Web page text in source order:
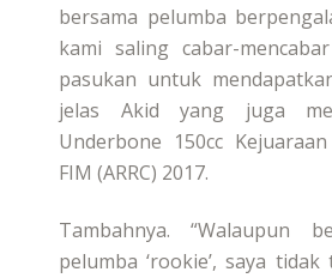
bersama pelumba
kami saling cabar-
pasukan untuk
jelas Akid yang juga
Underbone 150cc
FIM (ARRC) 2017.
Tambahnya. “Walaupun
pelumba ‘rookie’, saya